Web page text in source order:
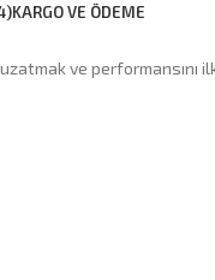
KARGO VE ÖDEME
ve